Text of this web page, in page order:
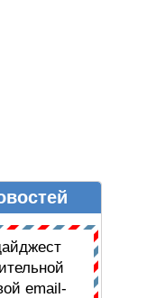
email-